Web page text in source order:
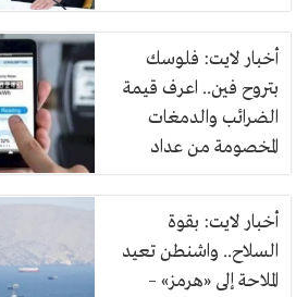
أخبار لايت: فلوسك
بتروح فين.. اعرف قيمة
الضرائب والدمغات
المخصومة من عداد
الكهرباء
أخبار لايت: بقوة
السلاح.. واشنطن تعيد
الملاحة إلى «هرمز» –